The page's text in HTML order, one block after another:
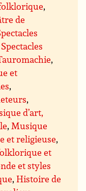
,
de
Spectacles
,
et
,
,
d’art,
,Musique
et religieuse,
et
et styles
,Histoire de